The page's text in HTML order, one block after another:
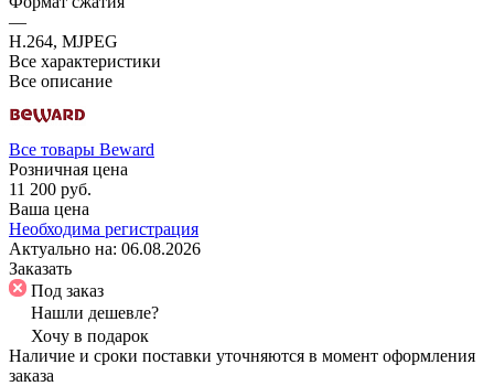
—
H.264, MJPEG
Все характеристики
Все описание
Все товары Beward
Розничная цена
11 200 руб.
Ваша цена
Необходима регистрация
Актуально на: 06.08.2026
Заказать
Под заказ
Нашли дешевле?
Хочу в подарок
Наличие и сроки поставки уточняются в момент оформления
заказа